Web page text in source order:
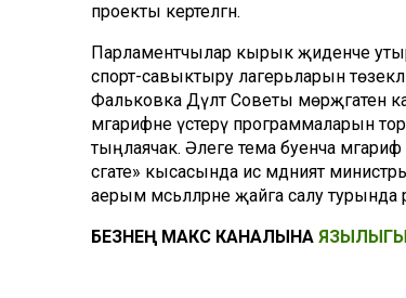
проекты кертелгән.
Парламентчылар кырык җиденче
спорт-савыктыру лагерьларын
Фальковка Дәүләт Советы мөрәҗәгатен
мәгарифне үстерү программаларын
тыңлаячак. Әлеге тема буенча
сәгате» кысасында исә мәдәният
аерым мәсьәләләрне җайга салу
БЕЗНЕҢ МАКС КАНАЛЫНА